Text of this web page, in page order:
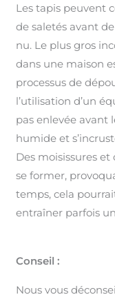
Les tapis peuvent
de saletés avant
nu. Le plus gros
dans une maison
processus de
l’utilisation d’un
pas enlevée avant
humide et
Des moisissures
se former,
temps, cela
entraîner parfois
Conseil :
Nous vous